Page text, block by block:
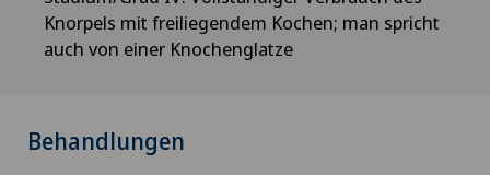
Frozen Shoulder
Gallenchirurgie
Knorpels mit freiliegendem Kochen; man spricht
auch von einer Knochenglatze
Behandlungen